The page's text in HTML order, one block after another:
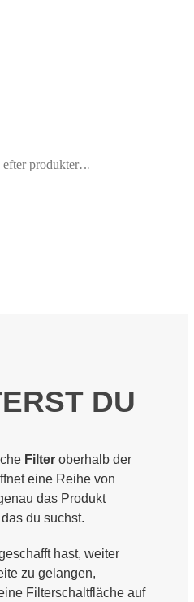
DU
Filter oberhalb der
eine Reihe von
das Produkt
du suchst.
hast, weiter
zu gelangen,
Filterschaltfläche auf